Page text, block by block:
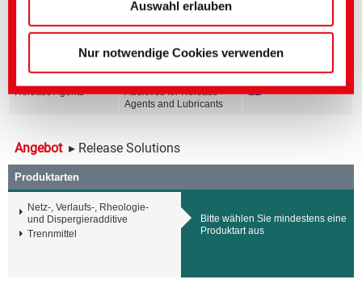
Auswahl erlauben
Nur notwendige Cookies verwenden
Titel englisch
Release Agents
Core Range for Galvanic
Coatings
Release Agents
Core Range for Release
Agents
Release Agents
Additives for Release
Agents and Lubricants
Angebot ▸ Release Solutions
Produktarten
Netz-, Verlaufs-, Rheologie-
und Dispergieradditive
Trennmittel
Bitte wählen Sie mindestens eine
Produktart aus